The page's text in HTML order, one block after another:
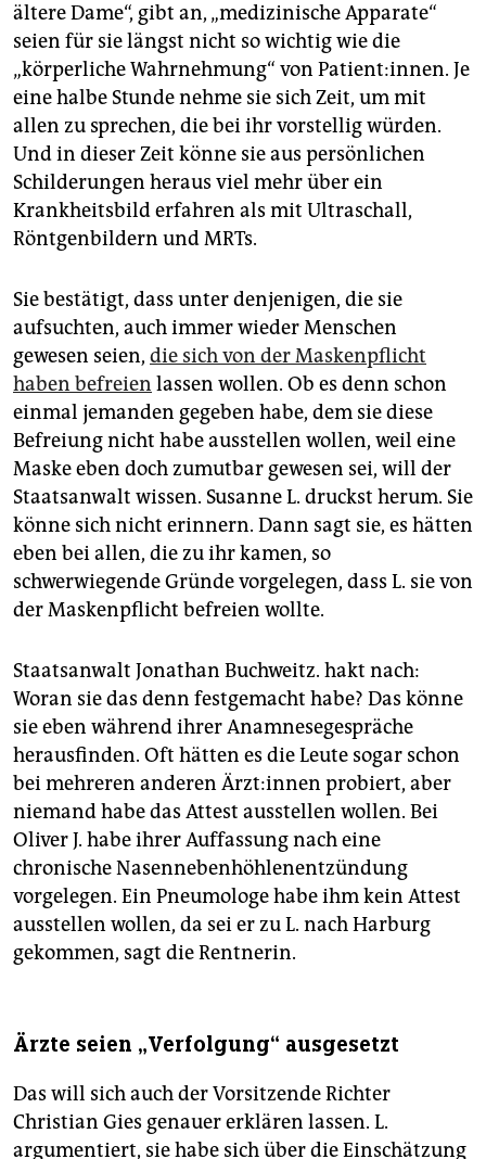
ältere Dame“, gibt an, „medizinische Apparate“
seien für sie längst nicht so wichtig wie die
„körperliche Wahrnehmung“ von Patient:innen. Je
eine halbe Stunde nehme sie sich Zeit, um mit
allen zu sprechen, die bei ihr vorstellig würden.
Und in dieser Zeit könne sie aus persönlichen
Schilderungen heraus viel mehr über ein
Krankheitsbild erfahren als mit Ultraschall,
Röntgenbildern und MRTs.
Sie bestätigt, dass unter denjenigen, die sie
aufsuchten, auch immer wieder Menschen
gewesen seien, die sich von der Maskenpflicht
haben befreien lassen wollen. Ob es denn schon
einmal jemanden gegeben habe, dem sie diese
Befreiung nicht habe ausstellen wollen, weil eine
Maske eben doch zumutbar gewesen sei, will der
Staatsanwalt wissen. Susanne L. druckst herum. Sie
könne sich nicht erinnern. Dann sagt sie, es hätten
eben bei allen, die zu ihr kamen, so
schwerwiegende Gründe vorgelegen, dass L. sie von
der Maskenpflicht befreien wollte.
Staatsanwalt Jonathan Buchweitz. hakt nach:
Woran sie das denn festgemacht habe? Das könne
sie eben während ihrer Anamnesegespräche
herausfinden. Oft hätten es die Leute sogar schon
bei mehreren anderen Ärz­t:in­nen probiert, aber
niemand habe das Attest ausstellen wollen. Bei
Oliver J. habe ihrer Auffassung nach eine
chronische Nasennebenhöhlenentzündung
vorgelegen. Ein Pneumologe habe ihm kein Attest
ausstellen wollen, da sei er zu L. nach Harburg
gekommen, sagt die Rentnerin.
Ärzte seien „Verfolgung“ ausgesetzt
Das will sich auch der Vorsitzende Richter
Christian Gies genauer erklären lassen. L.
argumentiert, sie habe sich über die Einschätzung